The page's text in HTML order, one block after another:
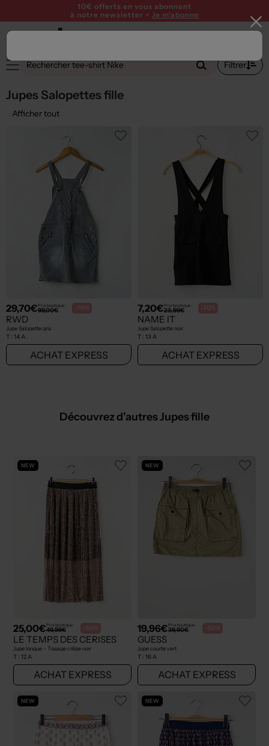
10€ offerts en vous abonnant
à notre newsletter > Je m'abonne
Filtrer
Jupes Salopettes fille
Afficher tout
29,70€Prix boutique :
99,00€ -70%
RWD
Jupe Salopette gris
T : 14 A
ACHAT EXPRESS
7,20€Prix boutique :
23,99€ -70%
NAME IT
Jupe Salopette noir
T : 13 A
ACHAT EXPRESS
Découvrez d'autres Jupes fille
NEW
25,00€Prix boutique :
49,99€ -50%
LE TEMPS DES CERISES
Jupe longue - Tissage crêpe noir
T : 12 A
ACHAT EXPRESS
NEW
19,96€Prix boutique :
39,90€ -50%
GUESS
Jupe courte vert
T : 16 A
ACHAT EXPRESS
NEW NEW